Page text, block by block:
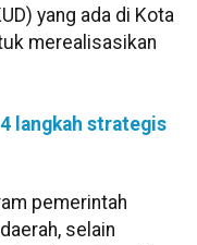
yang ada di Kota
merealisasikan
langkah strategis
pemerintah
selain